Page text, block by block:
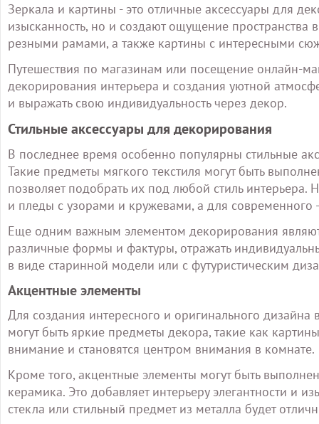
Зеркала и картины - это отличные аксессуары для
изысканность, но и создают ощущение
резными рамами, а также картины с интересными
Путешествия по магазинам или посещение онлайн-
декорирования интерьера и создания уютной
и выражать свою индивидуальность через декор.
Стильные аксессуары для декорирования
В последнее время особенно популярны стильные
Такие предметы мягкого текстиля могут быть
позволяет подобрать их под любой стиль
и пледы с узорами и кружевами, а для
Еще одним важным элементом декорирования
различные формы и фактуры, отражать
в виде старинной модели или с футуристическим
Акцентные элементы
Для создания интересного и оригинального
могут быть яркие предметы декора, такие как
внимание и становятся центром внимания в комнате.
Кроме того, акцентные элементы могут быть
керамика. Это добавляет интерьеру элегантности и
стекла или стильный предмет из металла будет